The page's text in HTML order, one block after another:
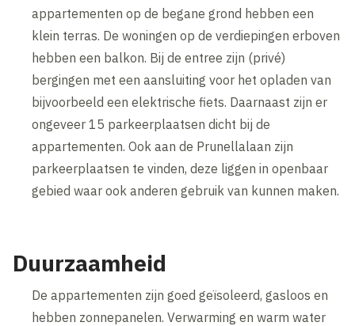
appartementen op de begane grond hebben een
klein terras. De woningen op de verdiepingen erboven
hebben een balkon. Bij de entree zijn (privé)
bergingen met een aansluiting voor het opladen van
bijvoorbeeld een elektrische fiets. Daarnaast zijn er
ongeveer 15 parkeerplaatsen dicht bij de
appartementen. Ook aan de Prunellalaan zijn
parkeerplaatsen te vinden, deze liggen in openbaar
gebied waar ook anderen gebruik van kunnen maken.
Duurzaamheid
De appartementen zijn goed geïsoleerd, gasloos en
hebben zonnepanelen. Verwarming en warm water